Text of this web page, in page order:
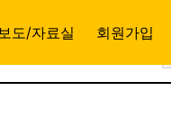
도/자료실 회원가입